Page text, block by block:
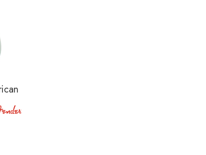
Performer RW Satin Sonic Blue